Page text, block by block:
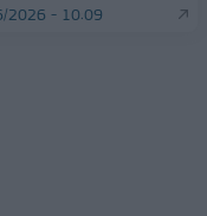
2026 - 10:09